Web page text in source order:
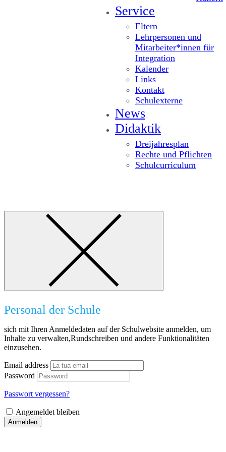
Service
Eltern
Lehrpersonen und
Mitarbeiter*innen für
Integration
Kalender
Links
Kontakt
Schulexterne
News
Didaktik
Dreijahresplan
Rechte und Pflichten
Schulcurriculum
Personal der Schule
sich mit Ihren Anmeldedaten auf der Schulwebsite anmelden, um
Inhalte zu verwalten,Rundschreiben und andere Funktionalitäten
einzusehen.
Email address
Password
Passwort vergessen?
Angemeldet bleiben
Anmelden